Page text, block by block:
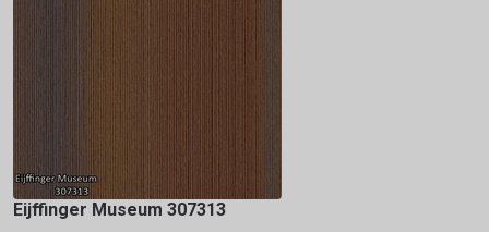
Eijffinger Museum 307313